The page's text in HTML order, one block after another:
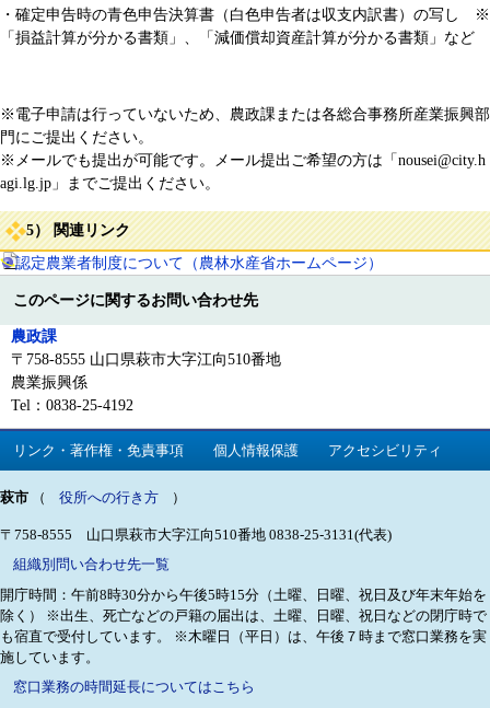
・確定申告時の青色申告決算書（白色申告者は収支内訳書）の写し ※
「損益計算が分かる書類」、「減価償却資産計算が分かる書類」など
※電子申請は行っていないため、農政課または各総合事務所産業振興部
門にご提出ください。
※メールでも提出が可能です。メール提出ご希望の方は「nousei@city.h
agi.lg.jp」までご提出ください。
5） 関連リンク
・認定農業者制度について（農林水産省ホームページ）
このページに関するお問い合わせ先
農政課
〒758-8555 山口県萩市大字江向510番地
農業振興係
Tel：0838-25-4192
リンク・著作権・免責事項 個人情報保護 アクセシビリティ
萩市 （ 役所への行き方 ）
〒758-8555 山口県萩市大字江向510番地 0838-25-3131(代表)
組織別問い合わせ先一覧
開庁時間：午前8時30分から午後5時15分（土曜、日曜、祝日及び年末年始を
除く）
※出生、死亡などの戸籍の届出は、土曜、日曜、祝日などの閉庁時で
も宿直で受付しています。
※木曜日（平日）は、午後７時まで窓口業務を実
施しています。
窓口業務の時間延長についてはこちら